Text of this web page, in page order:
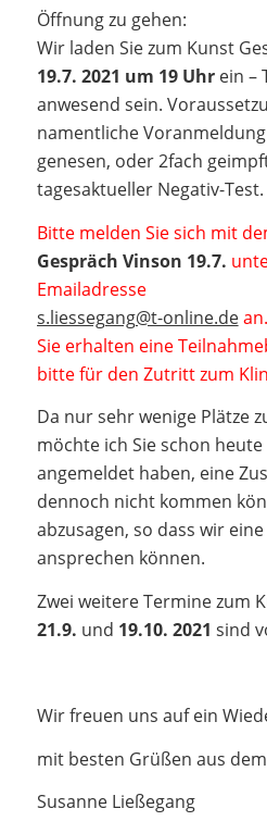
Öffnung zu gehen:
Wir laden Sie zum Kunst
19.7. 2021 um 19 Uhrein –
anwesend sein.
namentliche
genesen, oder 2fach
tagesaktueller Negativ-Test.
Bitte melden Sie sich mit
Gespräch Vinson 19.7.
Emailadresse
s.liessegang@t-online.de an.
Sie erhalten eine
bitte für den Zutritt zum
Da nur sehr wenige Plätze
möchte ich Sie schon
angemeldet haben, eine
dennoch nicht kommen
abzusagen, so dass wir
ansprechen können.
Zwei weitere Termine zum
21.9. und 19.10. 2021 sind
Wir freuen uns auf ein
mit besten Grüßen aus
Susanne